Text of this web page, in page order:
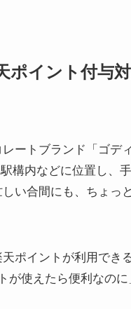
ポイント付与
ートブランド「ゴデ
構内などに位置し、
い合間にも、ちょ
ポイントが利用でき
が使えたら便利なの